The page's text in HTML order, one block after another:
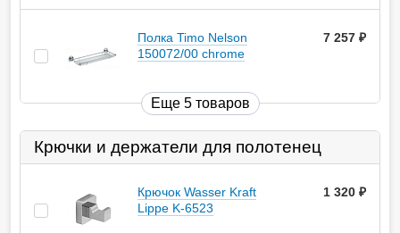
Полка Timo Nelson
150072/00 chrome
7 257
Еще 5 товаров
Крючки и держатели для полотенец
Крючок Wasser Kraft
Lippe K-6523
1 320